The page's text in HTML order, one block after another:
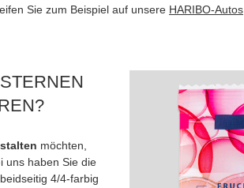
Sie zum Beispiel auf unsere HARIBO-Autos
möchten,
uns haben Sie die
4/4-farbig